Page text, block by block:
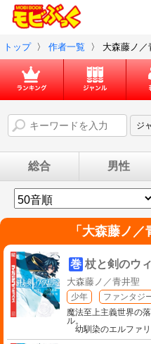
トップ 〉 作者一覧 〉 大森藤ノ／
総合 男性
「 大森藤ノ／
巻 杖と剣のウ
大森藤ノ／青井聖
少年
ファンタジ
魔法至上主義世界の
ル。
幼馴染のエルファ